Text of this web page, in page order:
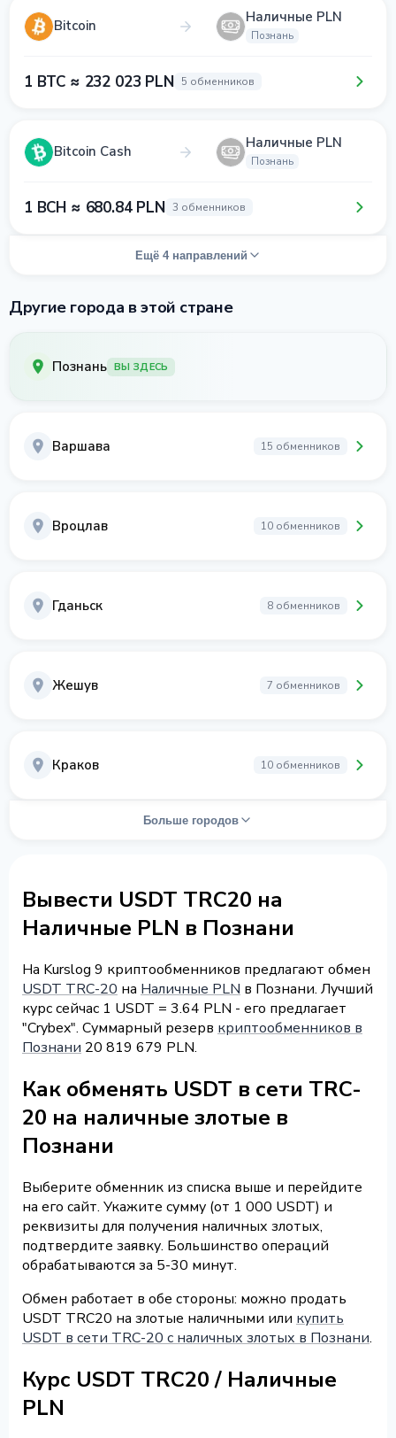
Bitcoin Наличные PLN
Познань
1 BTC ≈ 232 023 PLN 5 обменников
Bitcoin Cash Наличные PLN
Познань
1 BCH ≈ 680.84 PLN 3 обменников
Ещё 4 направлений
Другие города в этой стране
Познань ВЫ ЗДЕСЬ
Варшава 15 обменников
Вроцлав 10 обменников
Гданьск 8 обменников
Жешув 7 обменников
Краков 10 обменников
Больше городов
Вывести USDT TRC20 на
Наличные PLN в Познани
На Kurslog 9 криптообменников предлагают обмен
USDT TRC-20 на Наличные PLN в Познани. Лучший
курс сейчас 1 USDT = 3.64 PLN - его предлагает
"Crybex". Суммарный резерв криптообменников в
Познани 20 819 679 PLN.
Как обменять USDT в сети TRC-
20 на наличные злотые в
Познани
Выберите обменник из списка выше и перейдите
на его сайт. Укажите сумму (от 1 000 USDT) и
реквизиты для получения наличных злотых,
подтвердите заявку. Большинство операций
обрабатываются за 5-30 минут.
Обмен работает в обе стороны: можно продать
USDT TRC20 на злотые наличными или купить
USDT в сети TRC-20 с наличных злотых в Познани.
Курс USDT TRC20 / Наличные
PLN